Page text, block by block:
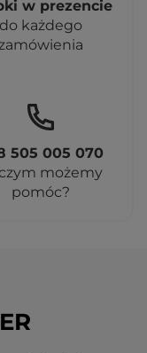
w prezencie
do każdego
505 005 070
możemy
pomóc?